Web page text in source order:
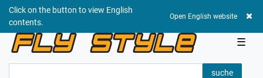
Click on the button to view English
contents.
Open English website
☰
suche